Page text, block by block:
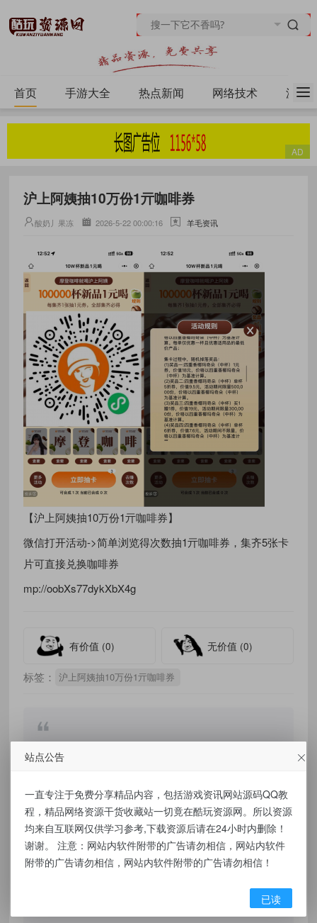
首页 手游大全 热点新闻 网络技术 源码
沪上阿姨抽10万份1亓咖啡券
酸奶丿果冻 2026-5-22 00:00:16 羊毛资讯
【沪上阿姨抽10万份1亓咖啡券】
微信打开活动->简单浏览得次数抽1亓咖啡券，集齐5张卡
片可直接兑换咖啡券
mp://oobXs77dykXbX4g
有价值 (0) 无价值 (0)
标签： 沪上阿姨抽10万份1亓咖啡券
免责声明：
站无关，所有内容及软件的文章仅限用于学习
和研究目的。不得将上述内容用于商业或者非
法用途，否则，一切后果请用户自负，我们不
保证内容的长久可用性，通过使用本站内容随
之而来的风险与本站无关，您必须在下载后的
24个小时之内，从您的电脑/手机中彻底删除上
站点公告
一直专注于免费分享精品内容，包括游戏资讯网站源码QQ教
程，精品网络资源干货收藏站一切竟在酷玩资源网。所以资源
均来自互联网仅供学习参考,下载资源后请在24小时内删除！
谢谢。 注意：网站内软件附带的广告请勿相信，网站内软件
附带的广告请勿相信，网站内软件附带的广告请勿相信！
已读